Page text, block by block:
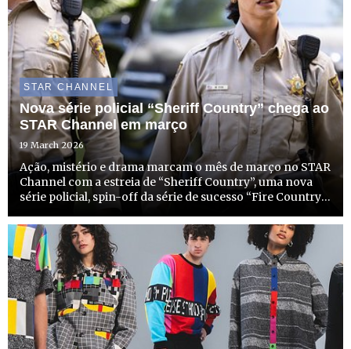
STAR CHANNEL
Nova série policial “Sheriff Country” chega ao
STAR Channel em março
19 March 2026
Ação, mistério e drama marcam o mês de março no STAR
Channel com a estreia de “Sheriff Country”, uma nova
série policial, spin-off da série de sucesso “Fire Country”.
não só começa a emitir esta nova e entusiasmante ...